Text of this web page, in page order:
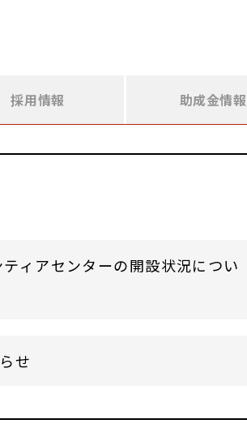
採用情報 助成金情報
ィアセンターの開設状況につい
せ